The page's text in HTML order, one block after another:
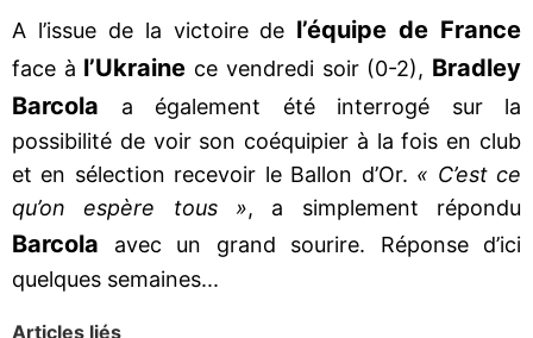
A l’issue de la victoire de l’équipe de France
face à l’Ukraine ce vendredi soir (0-2), Bradley
Barcola a également été interrogé sur la
possibilité de voir son coéquipier à la fois en club
et en sélection recevoir le Ballon d’Or. « C’est ce
qu’on espère tous », a simplement répondu
Barcola
avec un grand sourire. Réponse d’ici
quelques semaines...
Articles liés